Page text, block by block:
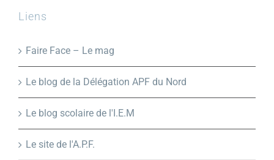
Liens
Faire Face – Le mag
Le blog de la Délégation APF du Nord
Le blog scolaire de l'I.E.M
Le site de l'A.P.F.